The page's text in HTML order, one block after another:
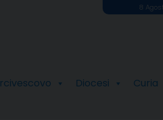
8
Diocesi Curia